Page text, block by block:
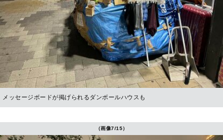
メッセージボードが掲げられるダンボールハウスも
（画像7/15）